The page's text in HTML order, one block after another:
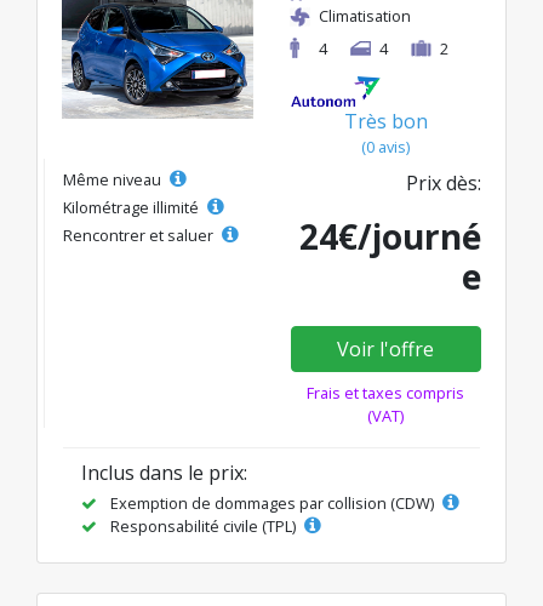
Climatisation
4
4 2
Très bon
(0 avis)
Même niveau
Kilométrage illimité
Rencontrer et saluer
Prix dès:
24€/journé
e
Voir l'offre
Frais et taxes compris
(VAT)
Inclus dans le prix:
Exemption de dommages par collision (CDW)
Responsabilité civile (TPL)